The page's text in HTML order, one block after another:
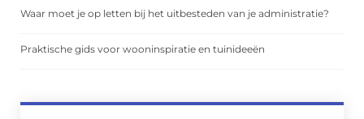
Waar moet je op letten bij het uitbesteden van je administratie?
Praktische gids voor wooninspiratie en tuinideeën